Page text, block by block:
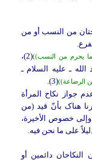
من النسب أو من
یحرم من النسب))
(2)،
ـ علیه السلام ـ
من الرضاعة))(3).
جواز نکاح المرأة
هناک بأنّ قید (من
وإلى خصوص الأخیرة،
على ما نحن فیه.
دائمین أو